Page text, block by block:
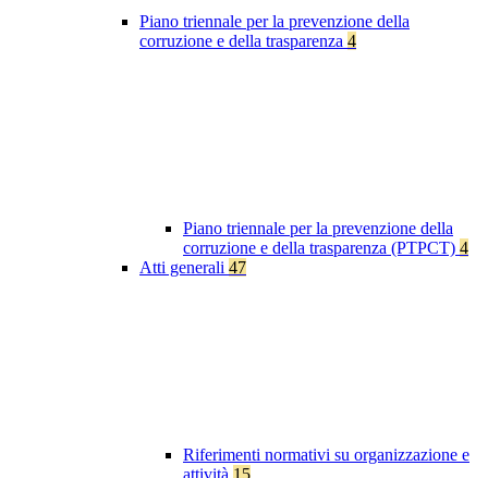
Piano triennale per la prevenzione della
corruzione e della trasparenza 4
Piano triennale per la prevenzione della
corruzione e della trasparenza (PTPCT) 4
Atti generali 47
Riferimenti normativi su organizzazione e